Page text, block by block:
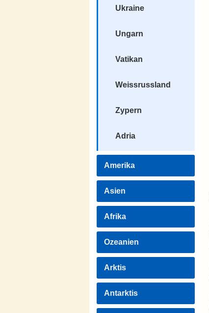
Ukraine
Ungarn
Vatikan
Weissrussland
Zypern
Adria
Amerika
Asien
Afrika
Ozeanien
Arktis
Antarktis